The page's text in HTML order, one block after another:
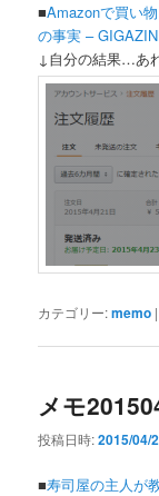
■Amazonで買い
の事実 –
↓自分の結果…あ
カテゴリー:memo |
メモ
投稿日時:2015/04/
■寿司屋の主人が